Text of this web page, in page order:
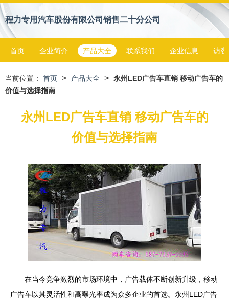
程力专用汽车股份有限公司销售二十分公司
首页 企业简介 产品大全 联系我们 企业信息 访客
当前位置： 首页 > 产品大全 > 永州LED广告车直销 移动广告车的
价值与选择指南
永州LED广告车直销 移动广告车的
价值与选择指南
在当今竞争激烈的市场环境中，广告载体不断创新升级，移动
广告车以其灵活性和高曝光率成为众多企业的首选。永州LED广告